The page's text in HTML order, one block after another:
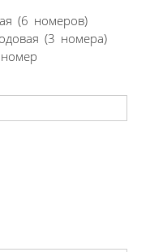
(6 номеров)
(3 номера)